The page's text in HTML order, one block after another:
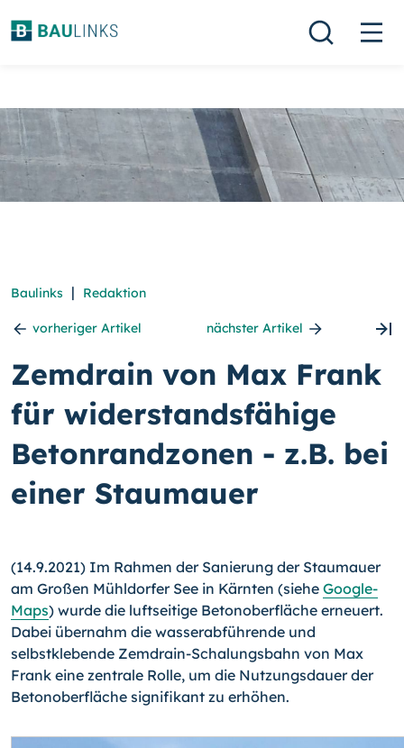
Baulinks | Redaktion
vorheriger Artikel nächster Artikel
Zemdrain von Max Frank
für widerstandsfähige
Betonrandzonen - z.B. bei
einer Staumauer
(14.9.2021) Im Rahmen der Sanierung der Staumauer
am Großen Mühldorfer See in Kärnten (siehe Google-
Maps) wurde die luftseitige Betonoberfläche erneuert.
Dabei übernahm die wasserabführende und
selbstklebende Zemdrain-Schalungsbahn von Max
Frank eine zentrale Rolle, um die Nutzungsdauer der
Betonoberfläche signifikant zu erhöhen.